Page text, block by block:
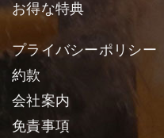
お得な特典
プライバシーポリシー
約款
会社案内
免責事項